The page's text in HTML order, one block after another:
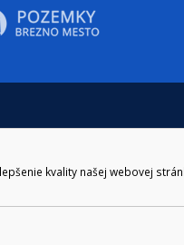
kvality našej webovej